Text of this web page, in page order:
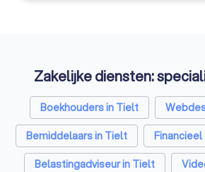
Zakelijke diensten:
Boekhouders in Tielt
Bemiddelaars in Tielt
Belastingadviseur in Tielt